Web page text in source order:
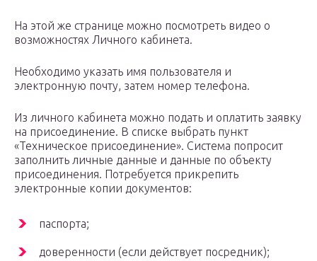
На этой же странице можно посмотреть видео о
возможностях Личного кабинета.
Необходимо указать имя пользователя и
электронную почту, затем номер телефона.
Из личного кабинета можно подать и оплатить заявку
на присоединение. В списке выбрать пункт
«Техническое присоединение». Система попросит
заполнить личные данные и данные по объекту
присоединения. Потребуется прикрепить
электронные копии документов:
паспорта;
доверенности (если действует посредник);